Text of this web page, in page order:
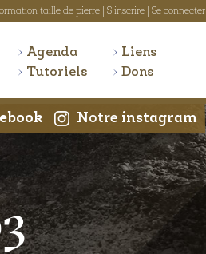
taille de pierre S'inscrire Se connecter
Agenda
Liens
Tutoriels Dons
Notre instagram